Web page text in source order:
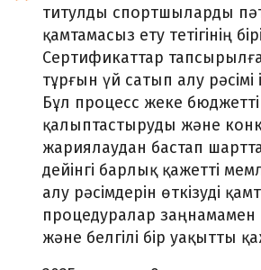
титулды спортшыларды
қамтамасыз ету тетігінің
Сертификаттар
тұрғын үй сатып алу
Бұл процесс жеке бюджетті
қалыптастыруды және
жариялаудан бастап
дейінгі барлық қажетті
алу рәсімдерін өткізуді
процедуралар заңнамамен
және белгілі бір уақытты